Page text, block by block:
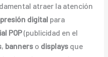
atraer la atención
digital para
POP(publicidad en el
, bannerso displaysque